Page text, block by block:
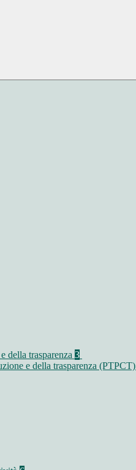
della trasparenza 3
e della trasparenza (PTPCT)